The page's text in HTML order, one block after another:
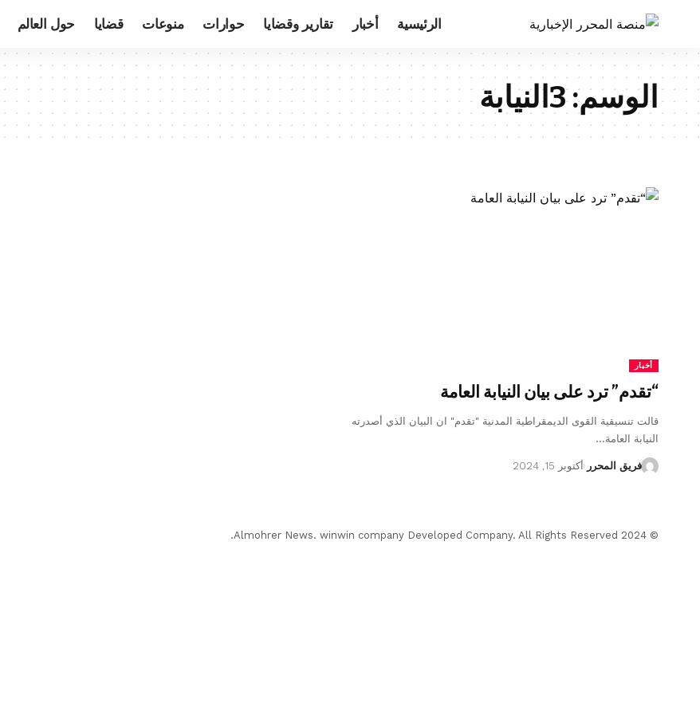
الرئيسية أخبار تقارير وقضايا حوارات منوعات قضايا حول العالم
الوسم:3النيابة
أخبار
“تقدم” ترد على بيان النيابة العامة
قالت تنسيقية القوى الديمقراطية المدنية "تقدم" ان البيان الذي أصدرته
النيابة العامة…
فريق المحرر أكتوبر 15, 2024
© 2024 Almohrer News. winwin company Developed Company. All Rights Reserved.